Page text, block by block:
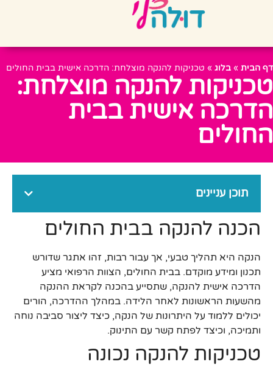
דף הבית » בלוג » טכניקות להנקה מוצלחת: הדרכה אישית בבית החולים
טכניקות להנקה מוצלחת:
הדרכה אישית בבית
החולים
תוכן עניינים
הכנה להנקה בבית החולים
הנקה היא תהליך טבעי, אך עבור רבות, זהו אתגר שדורש
תכנון ומידע מוקדם. בבית החולים, הצוות הרפואי מציע
הדרכה אישית להנקה, שתסייע בהכנה לקראת ההנקה
מהשעות הראשונות לאחר הלידה. במהלך ההדרכה, הורים
יכולים ללמוד על היתרונות של הנקה, כיצד ליצור סביבה נוחה
ותמיכה, וכיצד לפתח קשר עם התינוק.
טכניקות להנקה נכונה